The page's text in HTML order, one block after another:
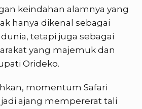
keindahan alamnya yang
hanya dikenal sebagai
tetapi juga sebagai
yang majemuk dan
Orideko.
momentum Safari
ajang mempererat tali